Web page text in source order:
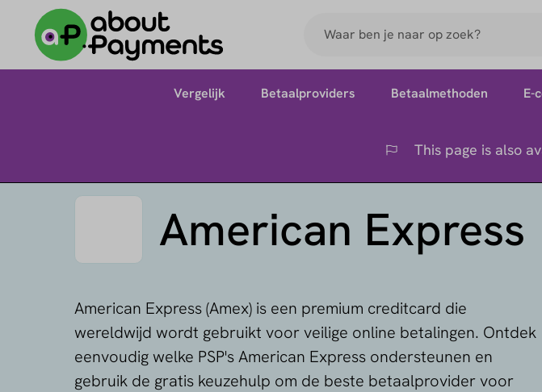
Flag This page is also
Vergelijk Betaalproviders Betaalmethoden E-
American Express
American Express (Amex) is een premium creditcard die
wereldwijd wordt gebruikt voor veilige online betalingen. Ontdek
eenvoudig welke PSP's American Express ondersteunen en
gebruik de gratis keuzehulp om de beste betaalprovider voor